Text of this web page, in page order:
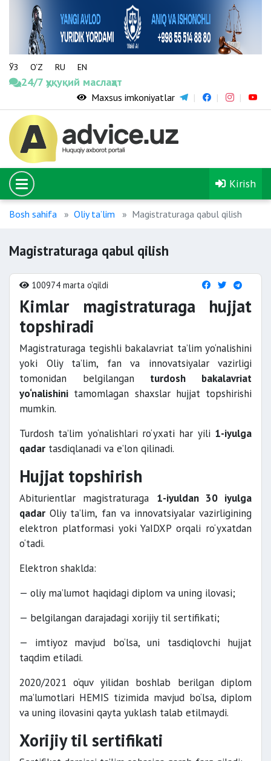
ЎЗ O‘Z RU EN
24/7 ҳуқуқий маслаҳат
Maxsus imkoniyatlar
Kirish
Bosh sahifa Oliy ta’lim Magistraturaga qabul qilish
Magistraturaga qabul qilish
100974 marta o'qildi
Kimlar magistraturaga hujjat
topshiradi
Magistraturaga tegishli bakalavriat ta’lim yo‘nalishini
yoki Oliy ta’lim, fan va innovatsiyalar vazirligi
tomonidan belgilangan turdosh bakalavriat
yo‘nalishini tamomlagan shaxslar hujjat topshirishi
mumkin.
Turdosh ta’lim yo‘nalishlari ro‘yxati har yili 1-iyulga
qadar tasdiqlanadi va e’lon qilinadi.
Hujjat topshirish
Abiturientlar magistraturaga 1-iyuldan 30 iyulga
qadar Oliy ta’lim, fan va innovatsiyalar vazirligining
elektron platformasi yoki YaIDXP orqali ro‘yxatdan
o‘tadi.
Elektron shaklda:
— oliy ma’lumot haqidagi diplom va uning ilovasi;
— belgilangan darajadagi xorijiy til sertifikati;
— imtiyoz mavjud bo‘lsa, uni tasdiqlovchi hujjat
taqdim etiladi.
2020/2021 o‘quv yilidan boshlab berilgan diplom
ma’lumotlari HEMIS tizimida mavjud bo‘lsa, diplom
va uning ilovasini qayta yuklash talab etilmaydi.
Xorijiy til sertifikati